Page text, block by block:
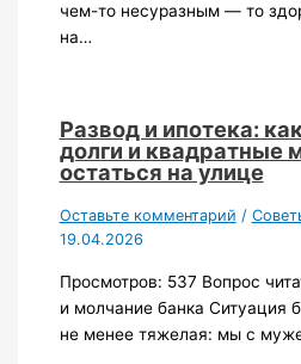
чем-то несуразным — то
на…
Развод и ипотека:
долги и квадратные
остаться на улице
Оставьте комментарий /
19.04.2026
Просмотров: 537 Вопрос
и молчание банка Ситуация
не менее тяжелая: мы с